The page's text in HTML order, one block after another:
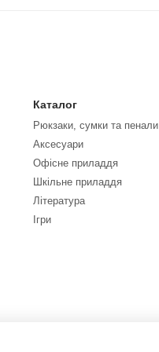
Каталог
Рюкзаки, сумки та пенали
Аксесуари
Офісне приладдя
Шкільне приладдя
Література
Ігри